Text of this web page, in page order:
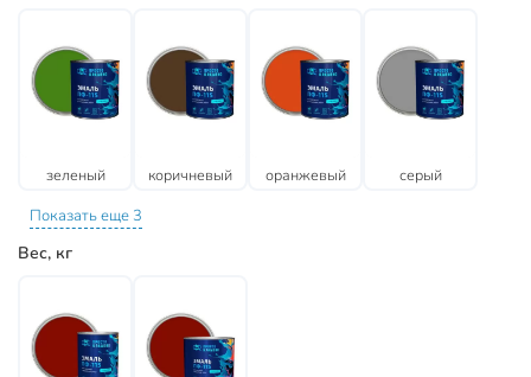
зеленый коричневый оранжевый серый
Показать еще 3
Вес, кг